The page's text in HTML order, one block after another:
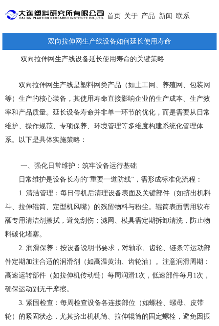
首页 关于 产品 新闻 联系
双向拉伸网生产线设备如何延长使用寿命
双向拉伸网生产线设备延长使用寿命的关键策略
双向拉伸网生产线是塑料网类产品（如土工网、养殖网、包装网
等）生产的核心装备，其使用寿命直接影响企业的生产成本、生产效
率和产品质量。延长设备寿命并非单一环节的优化，而是需要从日常
维护、操作规范、专项保养、环境管理等多维度构建系统化管理体
系。以下是具体实施策略：
一、强化日常维护：筑牢设备运行基础
日常维护是设备长寿的“重要一道防线”，需形成标准化流程：
1. 清洁管理：每日停机后清理设备表面及关键部件（如挤出机料
斗、拉伸辊筒、定型机风嘴）的残留物料与粉尘。辊筒表面需用软布
蘸专用清洁剂擦拭，避免刮伤；滤网、模具需定期拆卸清洗，防止物
料碳化堵塞。
2. 润滑保养：按设备说明书要求，对轴承、齿轮、链条等运动部
件定期加注合适的润滑剂（如高温黄油、齿轮油）。注意润滑周期：
高速运转部件（如拉伸机传动链）每周润滑1次，低速部件每月1次，
确保运动副无干摩擦。
3. 紧固检查：每周检查设备各连接部位（如螺栓、螺母、皮带
轮）的紧固状态，尤其挤出机机筒、拉伸辊筒的固定螺栓，避免因振